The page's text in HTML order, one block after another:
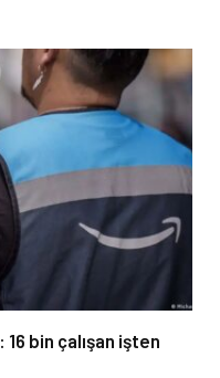
16 bin çalışan işten